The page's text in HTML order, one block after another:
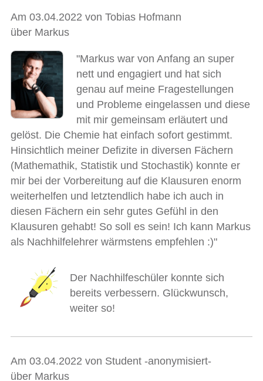
Am 03.04.2022 von Tobias Hofmann
über Markus
"Markus war von Anfang an super
nett und engagiert und hat sich
genau auf meine Fragestellungen
und Probleme eingelassen und diese
mit mir gemeinsam erläutert und
gelöst. Die Chemie hat einfach sofort gestimmt.
Hinsichtlich meiner Defizite in diversen Fächern
(Mathemathik, Statistik und Stochastik) konnte er
mir bei der Vorbereitung auf die Klausuren enorm
weiterhelfen und letztendlich habe ich auch in
diesen Fächern ein sehr gutes Gefühl in den
Klausuren gehabt! So soll es sein! Ich kann Markus
als Nachhilfelehrer wärmstens empfehlen :)"
Der Nachhilfeschüler konnte sich
bereits verbessern. Glückwunsch,
weiter so!
Am 03.04.2022 von Student -anonymisiert-
über Markus